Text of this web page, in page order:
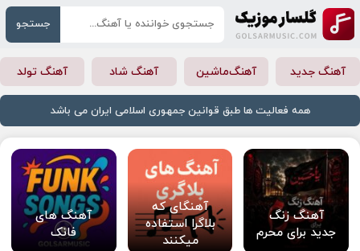
جستجو
آهنگ جدید آهنگ‌ماشین آهنگ شاد آهنگ تولد
همه فعالیت ها طبق قوانین جمهوری اسلامی ایران می باشد
آهنگ زنگ
جدید برای محرم
آهنگای که
بلاگرا استفاده
میکنند
آهنگ های
فانک